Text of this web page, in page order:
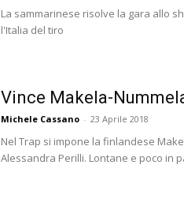
La sammarinese risolve la gara allo
l'Italia del tiro
Vince Makela-
Michele Cassano - 23 Aprile 2018
Nel Trap si impone la finlandese
Alessandra Perilli. Lontane e poco in